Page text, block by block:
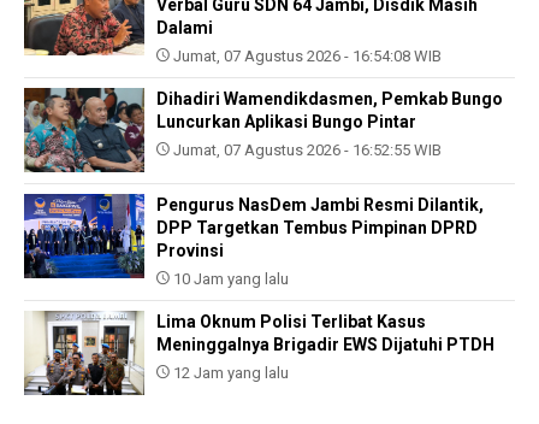
Verbal Guru SDN 64 Jambi, Disdik Masih
Dalami
Jumat, 07 Agustus 2026 - 16:54:08 WIB
Dihadiri Wamendikdasmen, Pemkab Bungo
Luncurkan Aplikasi Bungo Pintar
Jumat, 07 Agustus 2026 - 16:52:55 WIB
Pengurus NasDem Jambi Resmi Dilantik,
DPP Targetkan Tembus Pimpinan DPRD
Provinsi
10 Jam yang lalu
Lima Oknum Polisi Terlibat Kasus
Meninggalnya Brigadir EWS Dijatuhi PTDH
12 Jam yang lalu